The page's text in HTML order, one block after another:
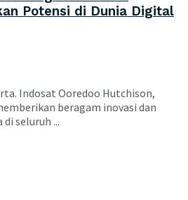
Potensi di Dunia Digital
Indosat Ooredoo Hutchison,
beragam inovasi dan
seluruh ...